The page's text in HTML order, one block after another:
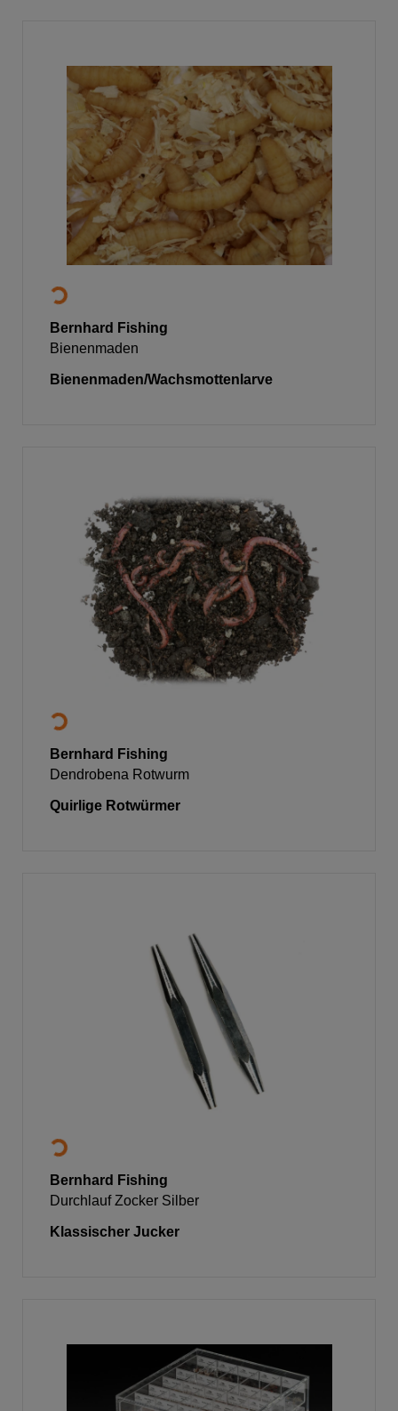
Bernhard Fishing
Bienenmaden
Bienenmaden/Wachsmottenlarve
Bernhard Fishing
Dendrobena Rotwurm
Quirlige Rotwürmer
Bernhard Fishing
Durchlauf Zocker Silber
Klassischer Jucker